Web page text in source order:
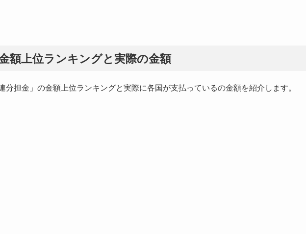
額上位ランキングと実際の金額
分担金」の金額上位ランキングと実際に各国が支払っているの金額を紹介します。